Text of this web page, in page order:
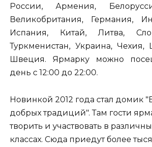
России, Армения,
Великобритания, Германия,
Испания, Китай, Литва,
Туркменистан, Украина,
Швеция. Ярмарку можно
день с 12:00 до 22:00.
Новинкой 2012 года стал домик
добрых традиций". Там гости
творить и участвовать в
классах. Сюда приедут более